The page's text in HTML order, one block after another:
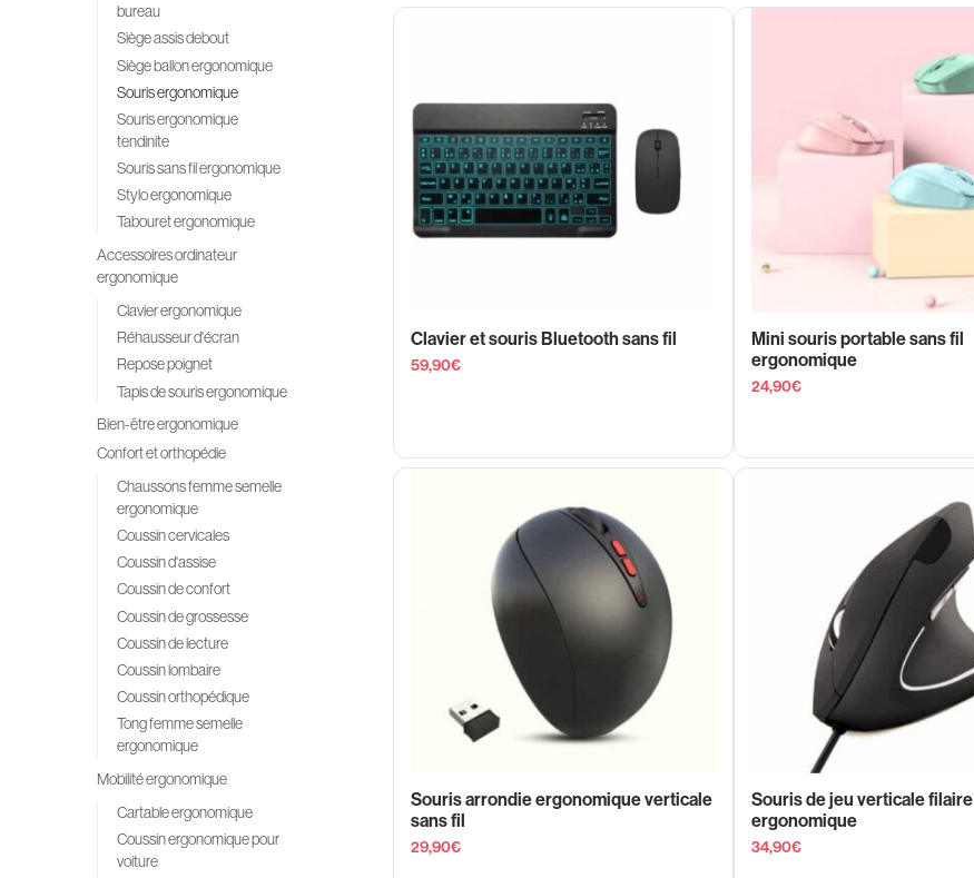
Clavier et souris Bluetooth sans fil
59,90€
Mini souris portable sans fil
ergonomique
24,90€
Souris arrondie ergonomique verticale
sans fil
29,90€
Souris de jeu verticale filaire
ergonomique
34,90€
bureau
Siège assis debout
Siège ballon ergonomique
Souris ergonomique
Souris ergonomique
tendinite
Souris sans fil ergonomique
Stylo ergonomique
Tabouret ergonomique
Accessoires ordinateur
ergonomique
Clavier ergonomique
Réhausseur d'écran
Repose poignet
Tapis de souris ergonomique
Bien-être ergonomique
Confort et orthopédie
Chaussons femme semelle
ergonomique
Coussin cervicales
Coussin d'assise
Coussin de confort
Coussin de grossesse
Coussin de lecture
Coussin lombaire
Coussin orthopédique
Tong femme semelle
ergonomique
Mobilité ergonomique
Cartable ergonomique
Coussin ergonomique pour
voiture